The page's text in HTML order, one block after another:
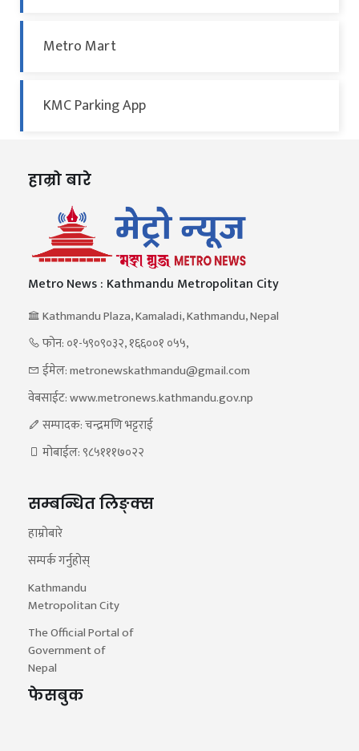
Metro Mart
KMC Parking App
हाम्रो बारे
Metro News : Kathmandu Metropolitan City
Kathmandu Plaza, Kamaladi, Kathmandu, Nepal
फोन: ०१-५९०९०३२, १६६००१ ०५५,
ईमेल: metronewskathmandu@gmail.com
वेबसाईट: www.metronews.kathmandu.gov.np
सम्पादक: चन्द्रमणि भट्टराई
मोबाईल: ९८५१११७०२२
सम्बन्धित लिङ्क्स
हाम्रोबारे
सम्पर्क गर्नुहोस्
Kathmandu
Metropolitan City
The Official Portal of
Government of
Nepal
फेसबुक